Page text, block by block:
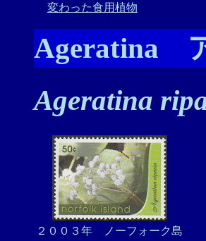
変わった食用植物
Ageratina
Ageratina
２００３年 ノーフォーク島